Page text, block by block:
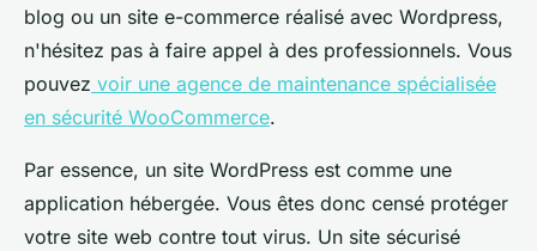
blog ou un site e-commerce réalisé avec Wordpress,
n'hésitez pas à faire appel à des professionnels. Vous
pouvez voir une agence de maintenance spécialisée
en sécurité WooCommerce.
Par essence, un site WordPress est comme une
application hébergée. Vous êtes donc censé protéger
votre site web contre tout virus. Un site sécurisé